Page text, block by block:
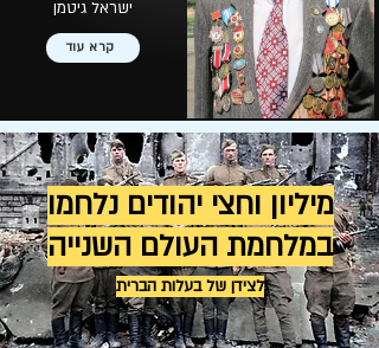
ישראל גיטמן
קרא עוד
מיליון וחצי יהודים נלחמו
במלחמת העולם השנייה
לצידן של בעלות הברית